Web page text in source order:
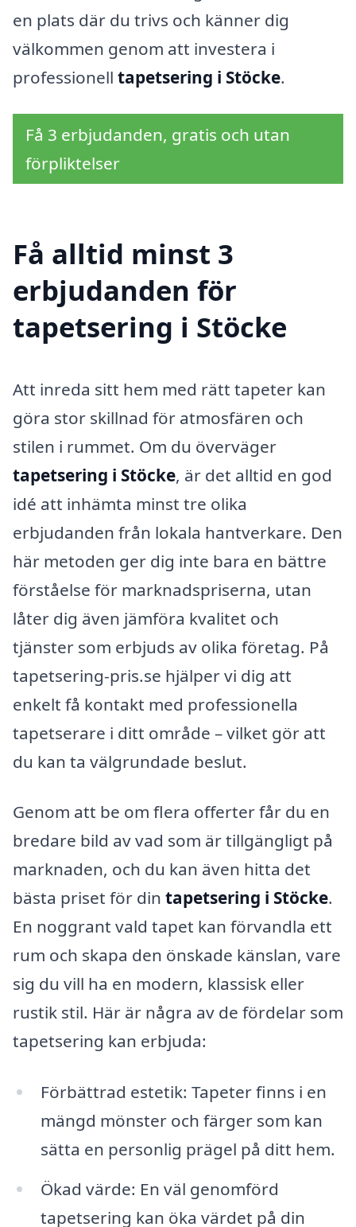
en plats där du trivs och känner dig
välkommen genom att investera i
professionell tapetsering i Stöcke.
Få 3 erbjudanden, gratis och utan
förpliktelser
Få alltid minst 3
erbjudanden för
tapetsering i Stöcke
Att inreda sitt hem med rätt tapeter kan
göra stor skillnad för atmosfären och
stilen i rummet. Om du överväger
tapetsering i Stöcke, är det alltid en god
idé att inhämta minst tre olika
erbjudanden från lokala hantverkare. Den
här metoden ger dig inte bara en bättre
förståelse för marknadspriserna, utan
låter dig även jämföra kvalitet och
tjänster som erbjuds av olika företag. På
tapetsering-pris.se hjälper vi dig att
enkelt få kontakt med professionella
tapetserare i ditt område – vilket gör att
du kan ta välgrundade beslut.
Genom att be om flera offerter får du en
bredare bild av vad som är tillgängligt på
marknaden, och du kan även hitta det
bästa priset för din tapetsering i Stöcke.
En noggrant vald tapet kan förvandla ett
rum och skapa den önskade känslan, vare
sig du vill ha en modern, klassisk eller
rustik stil. Här är några av de fördelar som
tapetsering kan erbjuda:
Förbättrad estetik: Tapeter finns i en
mängd mönster och färger som kan
sätta en personlig prägel på ditt hem.
Ökad värde: En väl genomförd
tapetsering kan öka värdet på din